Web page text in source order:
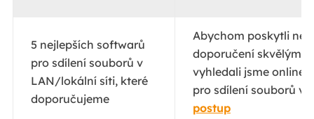
5 nejlepších softwarů
pro sdílení souborů v
LAN/lokální síti, které
doporučujeme
Abychom poskytli
doporučení skvělým
vyhledali jsme online
pro sdílení souborů v
postup